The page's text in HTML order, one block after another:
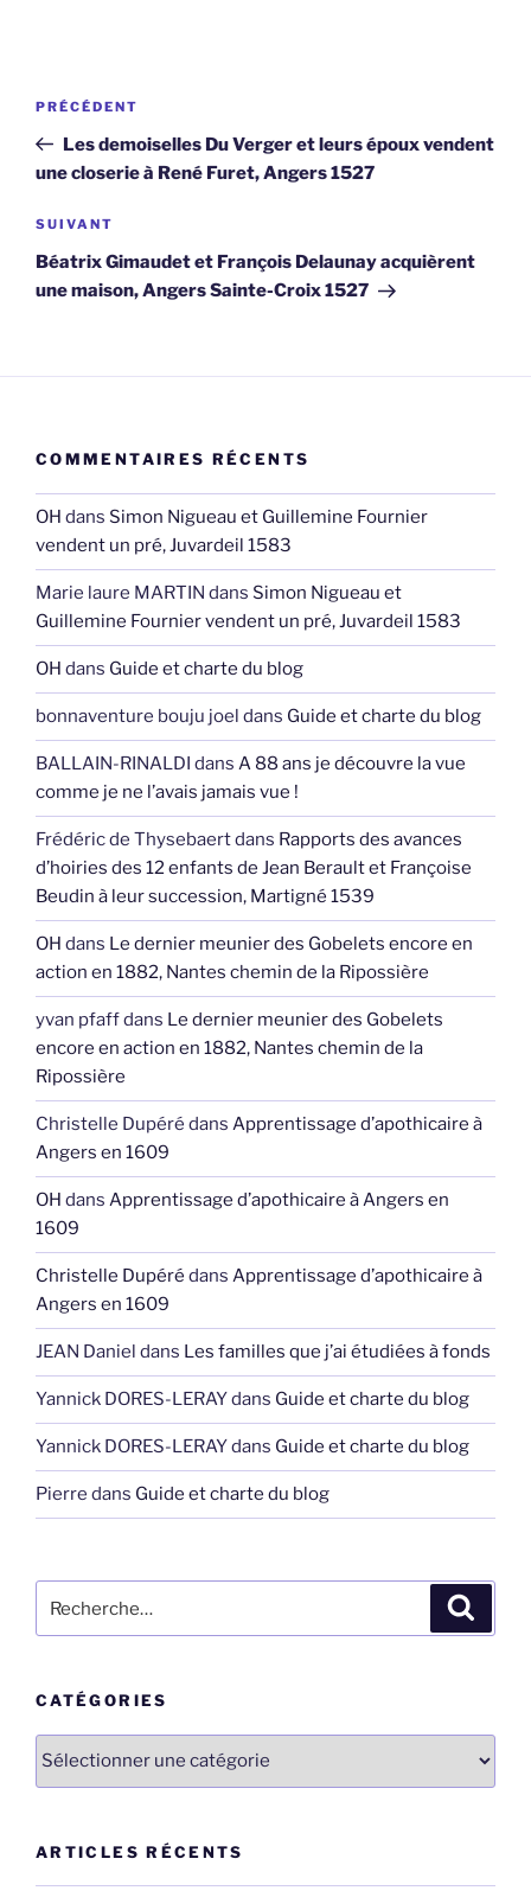
Navigation
l’article
Article
précédent
PRÉCÉDENT
Les demoiselles Du Verger et leurs époux vendent
une closerie à René Furet, Angers 1527
Article
suivant
SUIVANT
Béatrix Gimaudet et François Delaunay acquièrent
une maison, Angers Sainte-Croix 1527
COMMENTAIRES RÉCENTS
OH dans Simon Nigueau et Guillemine Fournier
vendent un pré, Juvardeil 1583
Marie laure MARTIN dans Simon Nigueau et
Guillemine Fournier vendent un pré, Juvardeil 1583
OH dans Guide et charte du blog
bonnaventure bouju joel dans Guide et charte du blog
BALLAIN-RINALDI dans A 88 ans je découvre la vue
comme je ne l’avais jamais vue !
Frédéric de Thysebaertdans Rapports des avances
d’hoiries des 12 enfants de Jean Berault et Françoise
Beudin à leur succession, Martigné 1539
OH dans Le dernier meunier des Gobelets encore en
action en 1882, Nantes chemin de la Ripossière
yvan pfaffdans Le dernier meunier des Gobelets
encore en action en 1882, Nantes chemin de la
Ripossière
Christelle Dupéré dans Apprentissage d’apothicaire à
Angers en 1609
OH dans Apprentissage d’apothicaire à Angers en
1609
Christelle Dupéré dans Apprentissage d’apothicaire à
Angers en 1609
JEAN Daniel dans Les familles que j’ai étudiées à fonds
Yannick DORES-LERAYdans Guide et charte du blog
Yannick DORES-LERAYdans Guide et charte du blog
Pierre dans Guide et charte du blog
pour
CATÉGORIES
Catégories
ARTICLES RÉCENTS